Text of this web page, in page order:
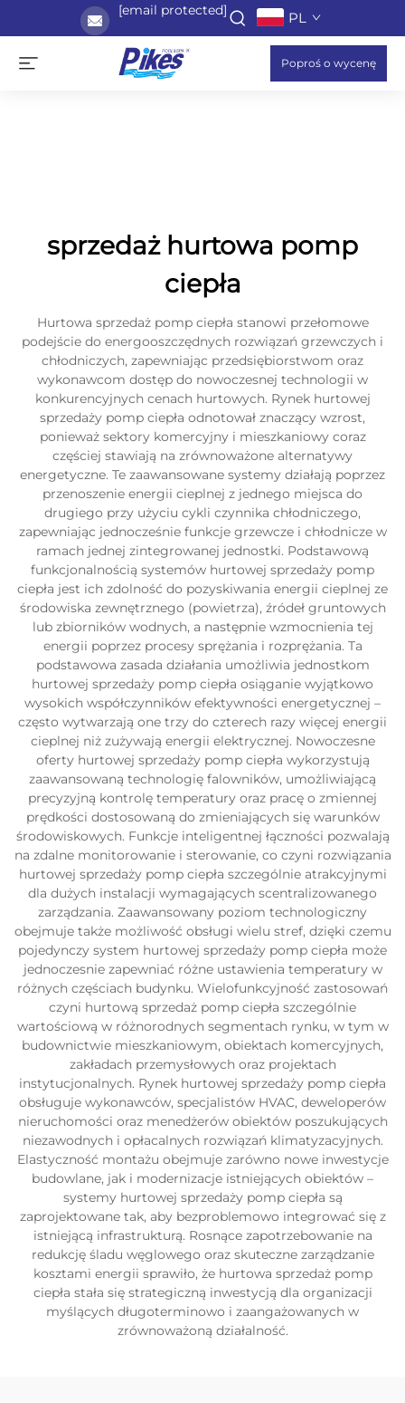
[email protected] PL
Poproś o wycenę
sprzedaż hurtowa pomp
ciepła
Hurtowa sprzedaż pomp ciepła stanowi przełomowe
podejście do energooszczędnych rozwiązań grzewczych i
chłodniczych, zapewniając przedsiębiorstwom oraz
wykonawcom dostęp do nowoczesnej technologii w
konkurencyjnych cenach hurtowych. Rynek hurtowej
sprzedaży pomp ciepła odnotował znaczący wzrost,
ponieważ sektory komercyjny i mieszkaniowy coraz
częściej stawiają na zrównoważone alternatywy
energetyczne. Te zaawansowane systemy działają poprzez
przenoszenie energii cieplnej z jednego miejsca do
drugiego przy użyciu cykli czynnika chłodniczego,
zapewniając jednocześnie funkcje grzewcze i chłodnicze w
ramach jednej zintegrowanej jednostki. Podstawową
funkcjonalnością systemów hurtowej sprzedaży pomp
ciepła jest ich zdolność do pozyskiwania energii cieplnej ze
środowiska zewnętrznego (powietrza), źródeł gruntowych
lub zbiorników wodnych, a następnie wzmocnienia tej
energii poprzez procesy sprężania i rozprężania. Ta
podstawowa zasada działania umożliwia jednostkom
hurtowej sprzedaży pomp ciepła osiąganie wyjątkowo
wysokich współczynników efektywności energetycznej –
często wytwarzają one trzy do czterech razy więcej energii
cieplnej niż zużywają energii elektrycznej. Nowoczesne
oferty hurtowej sprzedaży pomp ciepła wykorzystują
zaawansowaną technologię falowników, umożliwiającą
precyzyjną kontrolę temperatury oraz pracę o zmiennej
prędkości dostosowaną do zmieniających się warunków
środowiskowych. Funkcje inteligentnej łączności pozwalają
na zdalne monitorowanie i sterowanie, co czyni rozwiązania
hurtowej sprzedaży pomp ciepła szczególnie atrakcyjnymi
dla dużych instalacji wymagających scentralizowanego
zarządzania. Zaawansowany poziom technologiczny
obejmuje także możliwość obsługi wielu stref, dzięki czemu
pojedynczy system hurtowej sprzedaży pomp ciepła może
jednoczesnie zapewniać różne ustawienia temperatury w
różnych częściach budynku. Wielofunkcyjność zastosowań
czyni hurtową sprzedaż pomp ciepła szczególnie
wartościową w różnorodnych segmentach rynku, w tym w
budownictwie mieszkaniowym, obiektach komercyjnych,
zakładach przemysłowych oraz projektach
instytucjonalnych. Rynek hurtowej sprzedaży pomp ciepła
obsługuje wykonawców, specjalistów HVAC, deweloperów
nieruchomości oraz menedżerów obiektów poszukujących
niezawodnych i opłacalnych rozwiązań klimatyzacyjnych.
Elastyczność montażu obejmuje zarówno nowe inwestycje
budowlane, jak i modernizacje istniejących obiektów –
systemy hurtowej sprzedaży pomp ciepła są
zaprojektowane tak, aby bezproblemowo integrować się z
istniejącą infrastrukturą. Rosnące zapotrzebowanie na
redukcję śladu węglowego oraz skuteczne zarządzanie
kosztami energii sprawiło, że hurtowa sprzedaż pomp
ciepła stała się strategiczną inwestycją dla organizacji
myślących długoterminowo i zaangażowanych w
zrównoważoną działalność.